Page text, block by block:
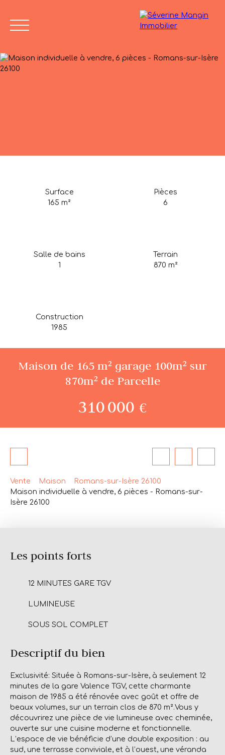
86 24
Surface
165m²
Pièces
6
Salle de bains
1
Terrain
870 m²
Construction
1985
Maison de 165 m² garage 100m² sur
870m² de Parcelle
310 000 €
Vente Maison
Romans-sur-Isère 26100
Maison individuelle à vendre, 6 pièces - Romans-sur-
Isère 26100
Les points forts
12 MINUTES GARE TGV
LUMINEUSE
SOUS SOL COMPLET
Descriptif du bien
Exclusivité: Située à Romans-sur-Isère, à seulement 12
minutes de la gare Valence TGV, cette charmante
maison de 1985 a été rénovée avec goût et offre de
beaux volumes, sur un terrain clos de 870 m².Vous y
découvrirez une pièce de vie lumineuse avec cheminée,
ouverte sur une cuisine moderne et fonctionnelle.
L’espace de vie bénéficie d’une double exposition : au
sud, une terrasse conviviale, et à l’ouest, une véranda